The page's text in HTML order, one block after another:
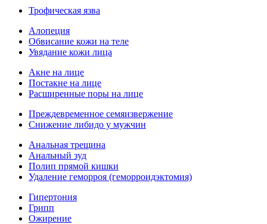
Трофическая язва
Алопеция
Обвисание кожи на теле
Увядание кожи лица
Акне на лице
Постакне на лице
Расширенные поры на лице
Преждевременное семяизвержение
Снижение либидо у мужчин
Анальная трещина
Анальный зуд
Полип прямой кишки
Удаление геморроя (геморроидэктомия)
Гипертония
Грипп
Ожирение